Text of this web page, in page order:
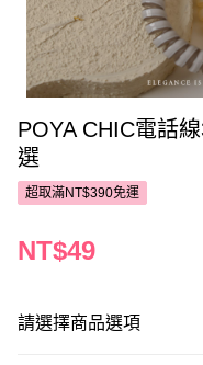
POYA CHIC電話
選
超取滿NT$390免運
NT$49
請選擇商品選項